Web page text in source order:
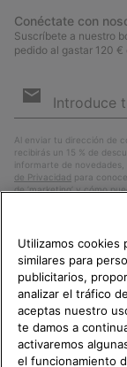
Conéctate con
Suscríbete a nuestro
pedido al gastar 120 €
de
Al enviar tu dirección de
recibirás un 15 % de
informarte de
de Privacidad para
de ’marketing’ y cómo
España
TE
POR
Utilizamos cookies
similares para
publicitarios,
analizar el tráfico
aceptas nuestro
te damos a
activaremos
el funcionamiento